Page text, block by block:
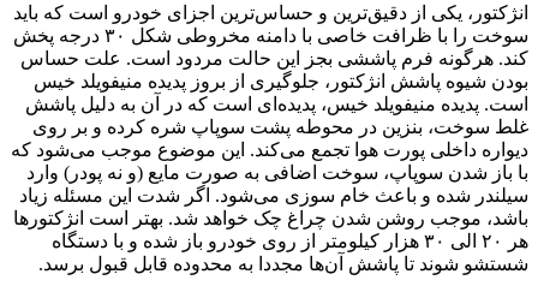
انژکتور، یکی از دقیق‌ترین و حساس‌ترین اجزای خودرو است که باید
سوخت را با ظرافت خاصی با دامنه مخروطی شکل ۳۰ درجه پخش
کند. هرگونه فرم پاششی بجز این حالت مردود است. علت حساس
بودن شیوه پاشش انژکتور، جلوگیری از بروز پدیده منیفویلد خیس
است. پدیده منیفویلد خیس، پدیده‌ای است که در آن به دلیل پاشش
غلط سوخت، بنزین در محوطه پشت سوپاپ شره کرده و بر روی
دیواره داخلی پورت هوا تجمع می‌کند. این موضوع موجب می‌شود که
با باز شدن سوپاپ، سوخت اضافی به صورت مایع (و نه پودر) وارد
سیلندر شده و باعث خام سوزی می‌شود. اگر شدت این مسئله زیاد
باشد، موجب روشن شدن چراغ چک خواهد شد. بهتر است انژکتورها
هر ۲۰ الی ۳۰ هزار کیلومتر از روی خودرو باز شده و با دستگاه
شستشو شوند تا پاشش آن‌ها مجددا به محدوده قابل قبول برسد.